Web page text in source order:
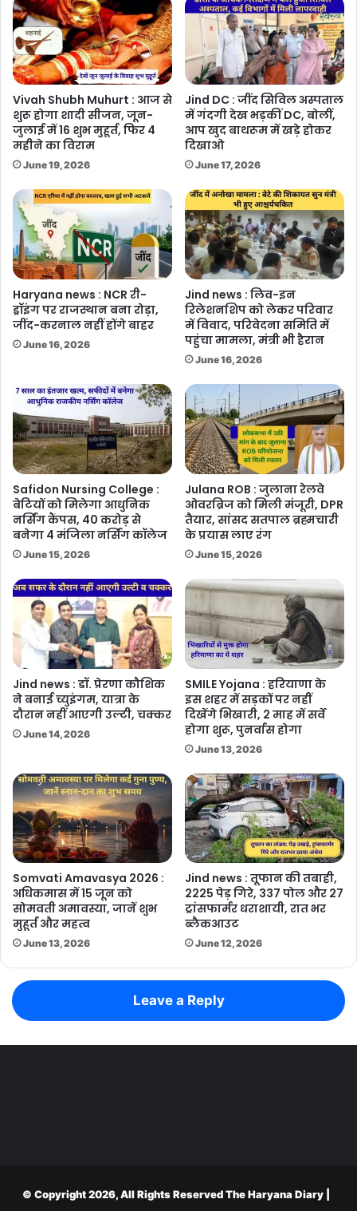
ठीक
नहीं
है
Vivah Shubh Muhurt : आज से
शुरू होगा शादी सीजन, जून-
जुलाई में 16 शुभ मुहूर्त, फिर 4
महीने का विराम
June 19, 2026
Jind DC : जींद सिविल अस्पताल
में गंदगी देख भड़कीं DC, बोलीं,
आप खुद बाथरूम में खड़े होकर
दिखाओ
June 17, 2026
Haryana news : NCR री-
ड्रॉइंग पर राजस्थान बना रोड़ा,
जींद-करनाल नहीं होंगे बाहर
June 16, 2026
Jind news : लिव-इन
रिलेशनशिप को लेकर परिवार
में विवाद, परिवेदना समिति में
पहुंचा मामला, मंत्री भी हैरान
June 16, 2026
Safidon Nursing College :
बेटियों को मिलेगा आधुनिक
नर्सिंग कैंपस, 40 करोड़ से
बनेगा 4 मंजिला नर्सिंग कॉलेज
June 15, 2026
Julana ROB : जुलाना रेलवे
ओवरब्रिज को मिली मंजूरी, DPR
तैयार, सांसद सतपाल ब्रह्मचारी
के प्रयास लाए रंग
June 15, 2026
Jind news : डॉ. प्रेरणा कौशिक
ने बनाई च्युइंगम, यात्रा के
दौरान नहीं आएगी उल्टी, चक्कर
June 14, 2026
SMILE Yojana : हरियाणा के
इस शहर में सड़कों पर नहीं
दिखेंगे भिखारी, 2 माह में सर्वे
होगा शुरू, पुनर्वास होगा
June 13, 2026
Somvati Amavasya 2026 :
अधिकमास में 15 जून को
सोमवती अमावस्या, जानें शुभ
मुहूर्त और महत्व
June 13, 2026
Jind news : तूफान की तबाही,
2225 पेड़ गिरे, 337 पोल और 27
ट्रांसफार्मर धराशायी, रात भर
ब्लैकआउट
June 12, 2026
Leave a Reply
© Copyright 2026, All Rights ReservedThe Haryana Diary